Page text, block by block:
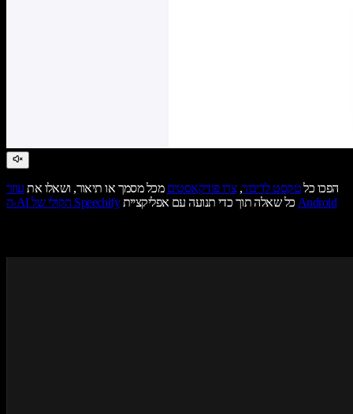
הפכו כלטקסט לדיבור,צרו פודקאסטים מכל מסמך או תיאור, ושאלו את עוזר
ה-AI הקולי של Speechify
כל שאלה תוך כדי תנועה עם אפליקצייתAndroid